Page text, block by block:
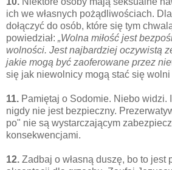
ich we własnych pożądliwościach.
dołączyć do osób, które się tym
powiedział: „Wolna miłość jest
wolności. Jest najbardziej oczywistą
jakie mogą być zaoferowane przez
się jak niewolnicy mogą stać się
11. Pamiętaj o Sodomie. Niebo widzi.
nigdy nie jest bezpieczny.
po" nie są wystarczającym
konsekwencjami.
12. Zadbaj o własną duszę, bo to jest